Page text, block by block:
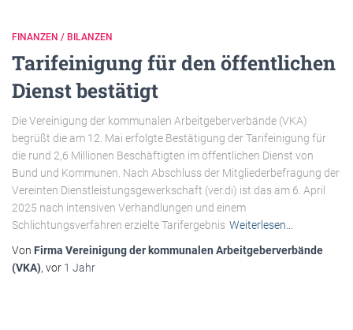
FINANZEN / BILANZEN
Tarifeinigung für den öffentlichen
Dienst bestätigt
Die Vereinigung der kommunalen Arbeitgeberverbände (VKA)
begrüßt die am 12. Mai erfolgte Bestätigung der Tarifeinigung für
die rund 2,6 Millionen Beschäftigten im öffentlichen Dienst von
Bund und Kommunen. Nach Abschluss der Mitgliederbefragung der
Vereinten Dienstleistungsgewerkschaft (ver.di) ist das am 6. April
2025 nach intensiven Verhandlungen und einem
Schlichtungsverfahren erzielte Tarifergebnis Weiterlesen…
Von Firma Vereinigung der kommunalen Arbeitgeberverbände
(VKA), vor 1 Jahr